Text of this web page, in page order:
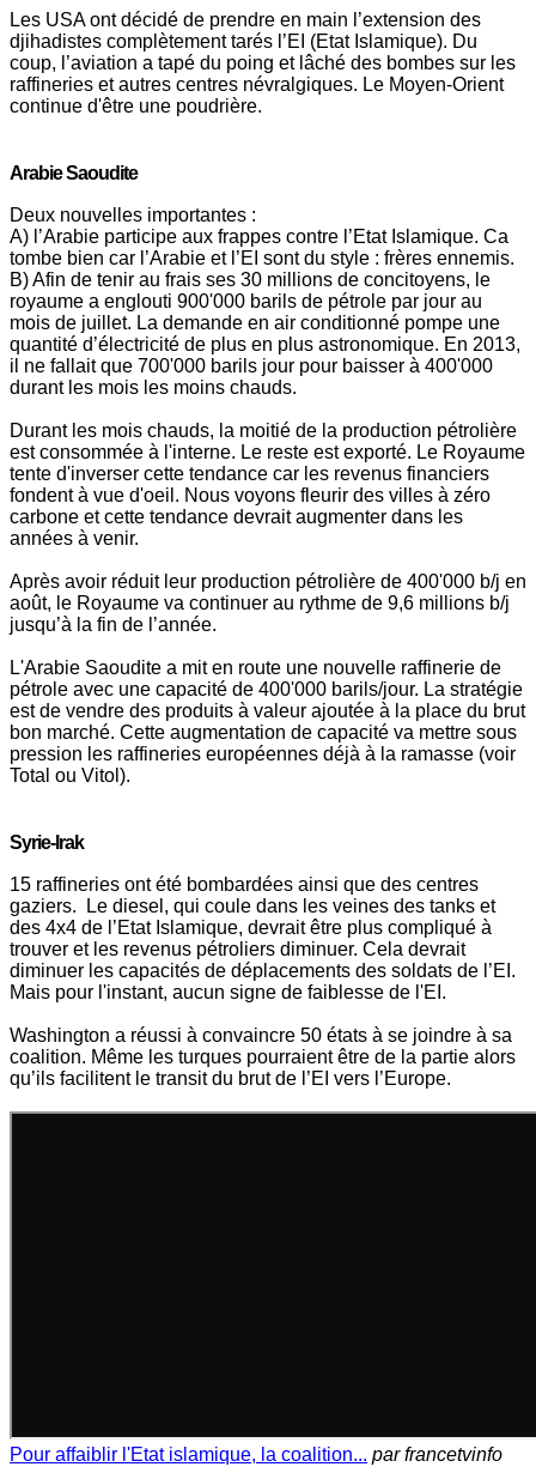
Les USA ont décidé de prendre en main l’extension des
djihadistes complètement tarés l’EI (Etat Islamique). Du
coup, l’aviation a tapé du poing et lâché des bombes sur les
raffineries et autres centres névralgiques. Le Moyen-Orient
continue d'être une poudrière.
ArabieSaoudite
Deux nouvelles importantes :
A) l’Arabie participe aux frappes contre l’Etat Islamique. Ca
tombe bien car l’Arabie et l’EI sont du style : frères ennemis.
B) Afin de tenir au frais ses 30 millions de concitoyens, le
royaume a englouti 900'000 barils de pétrole par jour au
mois de juillet. La demande en air conditionné pompe une
quantité d’électricité de plus en plus astronomique. En 2013,
il ne fallait que 700'000 barils jour pour baisser à 400'000
durant les mois les moins chauds.
Durant les mois chauds, la moitié de la production pétrolière
est consommée à l'interne. Le reste est exporté. Le Royaume
tente d'inverser cette tendance car les revenus financiers
fondent à vue d'oeil. Nous voyons fleurir des villes à zéro
carbone et cette tendance devrait augmenter dans les
années à venir.
Après avoir réduit leur production pétrolière de 400'000 b/j en
août, le Royaume va continuer au rythme de 9,6 millions b/j
jusqu’à la fin de l’année.
L'Arabie Saoudite a mit en route une nouvelle raffinerie de
pétrole avec une capacité de 400'000 barils/jour. La stratégie
est de vendre des produits à valeur ajoutée à la place du brut
bon marché. Cette augmentation de capacité va mettre sous
pression les raffineries européennes déjà à la ramasse (voir
Total ou Vitol).
Syrie-Irak
15 raffineries ont été bombardées ainsi que des centres
gaziers. Le diesel, qui coule dans les veines des tanks et
des 4x4 de l’Etat Islamique, devrait être plus compliqué à
trouver et les revenus pétroliers diminuer. Cela devrait
diminuer les capacités de déplacements des soldats de l’EI.
Mais pour l'instant, aucun signe de faiblesse de l'EI.
Washington a réussi à convaincre 50 états à se joindre à sa
coalition. Même les turques pourraient être de la partie alors
qu’ils facilitent le transit du brut de l’EI vers l’Europe.
Pour affaiblir l'Etat islamique, la coalition... par francetvinfo